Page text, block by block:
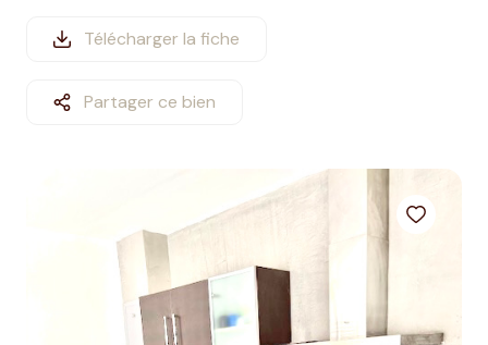
Appartements
Programmes
Commerciaux
Locations
Télécharger la fiche
Partager ce bien